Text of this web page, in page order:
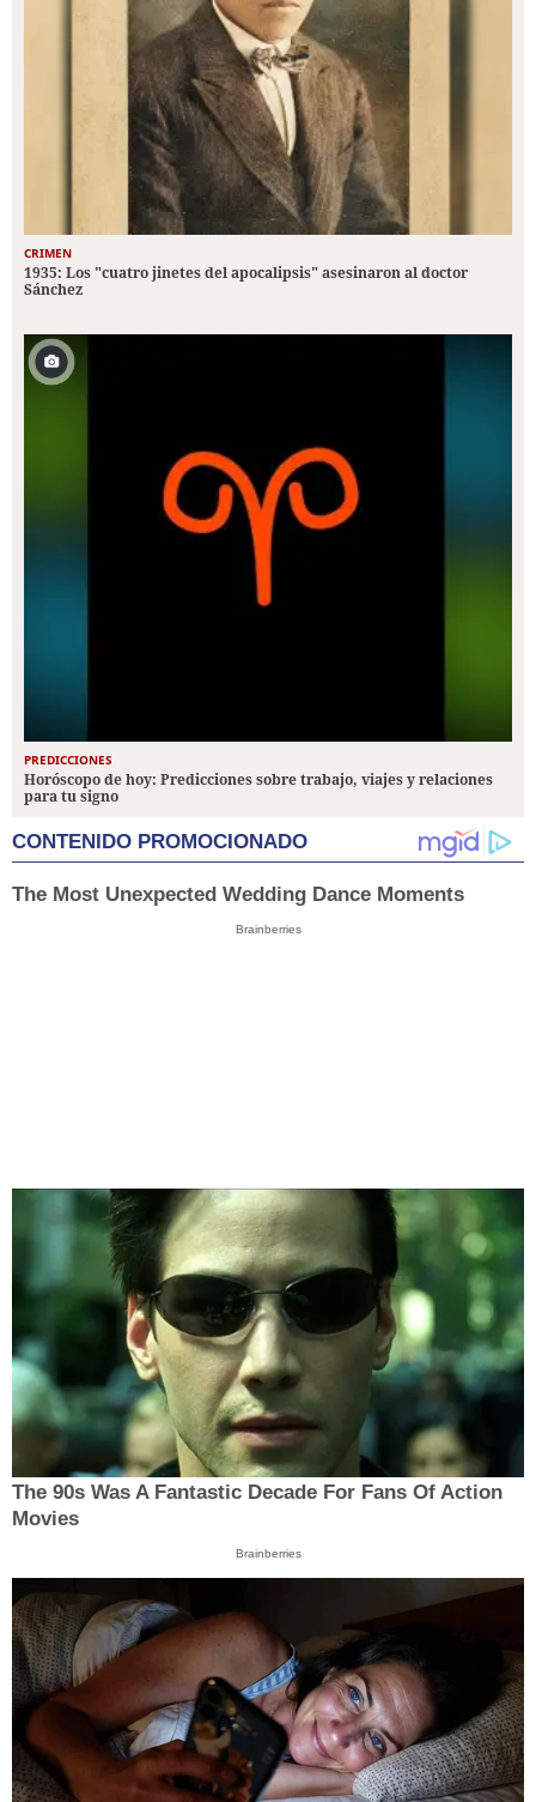
CRIMEN
1935: Los "cuatro jinetes del apocalipsis" asesinaron al doctor
Sánchez
PREDICCIONES
Horóscopo de hoy: Predicciones sobre trabajo, viajes y relaciones
para tu signo
CONTENIDO PROMOCIONADO
The Most Unexpected Wedding Dance Moments
Brainberries
The 90s Was A Fantastic Decade For Fans Of Action
Movies
Brainberries